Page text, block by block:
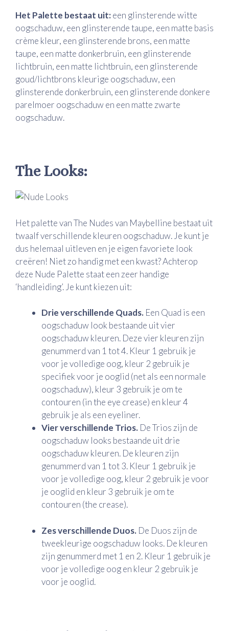
Het Palette bestaat uit:een glinsterende witte
oogschaduw, een glinsterende taupe, een matte basis
crème kleur, een glinsterende brons, een matte
taupe, een matte donkerbruin, een glinsterende
lichtbruin, een matte lichtbruin, een glinsterende
goud/lichtbrons kleurige oogschaduw, een
glinsterende donkerbruin, een glinsterende donkere
parelmoer oogschaduw en een matte zwarte
oogschaduw.
The Looks:
Het palette van The Nudes van Maybelline bestaat uit
twaalf verschillende kleuren oogschaduw. Je kunt je
dus helemaal uitleven en je eigen favoriete look
creëren! Niet zo handig met een kwast? Achterop
deze Nude Palette staat een zeer handige
‘handleiding’. Je kunt kiezen uit:
Drie verschillende Quads. Een Quad is een
oogschaduw look bestaande uit vier
oogschaduw kleuren. Deze vier kleuren zijn
genummerd van 1 tot 4. Kleur 1 gebruik je
voor je volledige oog, kleur 2 gebruik je
specifiek voor je ooglid (net als een normale
oogschaduw), kleur 3 gebruik je om te
contouren (in the eye crease) en kleur 4
gebruik je als een eyeliner.
Vier verschillende Trios. De Trios zijn de
oogschaduw looks bestaande uit drie
oogschaduw kleuren. De kleuren zijn
genummerd van 1 tot 3. Kleur 1 gebruik je
voor je volledige oog, kleur 2 gebruik je voor
je ooglid en kleur 3 gebruik je om te
contouren (the crease).
Zes verschillende Duos. De Duos zijn de
tweekleurige oogschaduw looks. De kleuren
zijn genummerd met 1 en 2. Kleur 1 gebruik je
voor je volledige oog en kleur 2 gebruik je
voor je ooglid.